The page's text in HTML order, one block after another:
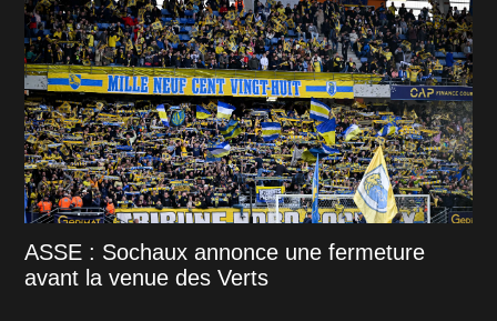
ASSE : Sochaux annonce une fermeture
avant la venue des Verts